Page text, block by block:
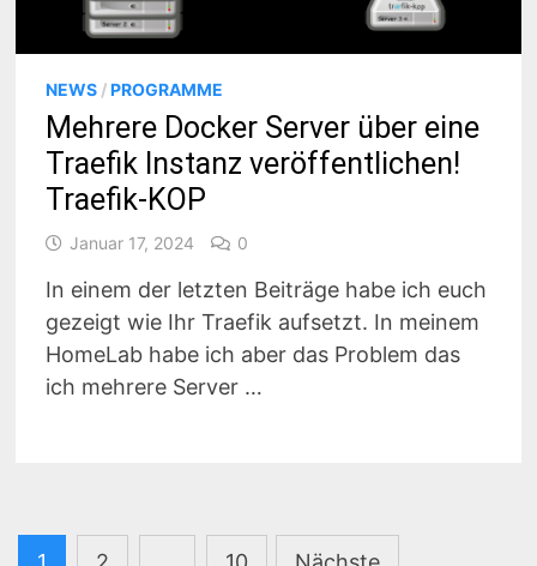
NEWS /PROGRAMME
Mehrere Docker Server über eine
Traefik Instanz veröffentlichen!
Traefik-KOP
Januar 17, 2024 0
In einem der letzten Beiträge habe ich euch
gezeigt wie Ihr Traefik aufsetzt. In meinem
HomeLab habe ich aber das Problem das
ich mehrere Server …
Seitennummerierung